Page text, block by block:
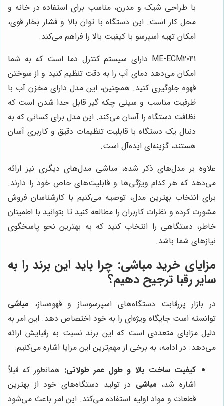
با طراحی شیک و مدرن، مناسب برای استفاده در خانه و
محل کار است. این دستگاه با توان بالا و فشار بخار قوی،
امکان تهیه اسپرسو با کیفیت بالا را فراهم می‌کند.
ME-ECM2041 دارای سیستم کنترل دما است که به شما
امکان می‌دهد دمای آب را به دقت تنظیم کنید و از سوختن
قهوه جلوگیری کنید. همچنین، این مدل دارای مخزن آب با
ظرفیت مناسب و سینی چکه گیر قابل جدا شدن است که
نظافت دستگاه را آسان می‌کند. این مدل برای کسانی که به
دنبال یک دستگاه با قابلیت تنظیمات دقیق و کاربری آسان
هستند، گزینه‌ای ایده‌آل است.
علاوه بر مدل‌های ذکر شده، مباشی مدل‌های دیگری نیز ارائه
می‌دهد که هر کدام ویژگی‌ها و قابلیت‌های خاص خود را دارند.
برای انتخاب بهترین مدل، توصیه می‌کنیم با کارشناسان فروش
مشورت کرده و نظرات کاربران را مطالعه کنید تا بتوانید با اطمینان
خاطر، دستگاهی را انتخاب کنید که به بهترین نحو پاسخگوی
نیازهای شما باشد.
مزایای خرید مباشی: چرا باید این برند را به
سایر رقبا ترجیح دهیم؟
در بازار پررقابت دستگاه‌های اسپرسوساز و قهوه‌ساز، مباشی
توانسته است جایگاه ویژه‌ای را به خود اختصاص دهد. این امر به
دلیل مزایای متعددی است که این برند نسبت به رقبایش ارائه
می‌دهد. در ادامه، به برخی از مهم‌ترین این مزایا اشاره می‌کنیم:
کیفیت ساخت بالا و طول عمر طولانی: همانطور که قبلاً
اشاره شد، مباشی در تولید دستگاه‌های خود از بهترین
قطعات و مواد اولیه استفاده می‌کند. این امر باعث می‌شود